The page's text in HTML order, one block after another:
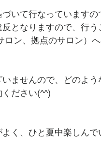
いて行なっています
となりますので、行
ロン、拠点のサロン）
ませんので、どのよう
ださい(^^)
く、ひと夏中楽しんで